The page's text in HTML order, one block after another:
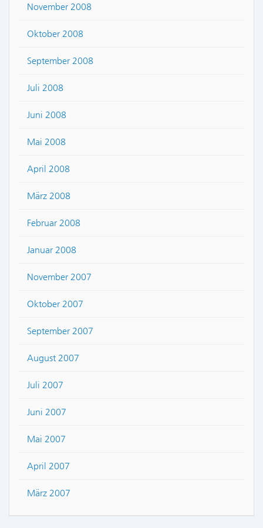
November 2008
Oktober 2008
September 2008
Juli 2008
Juni 2008
Mai 2008
April 2008
März 2008
Februar 2008
Januar 2008
November 2007
Oktober 2007
September 2007
August 2007
Juli 2007
Juni 2007
Mai 2007
April 2007
März 2007